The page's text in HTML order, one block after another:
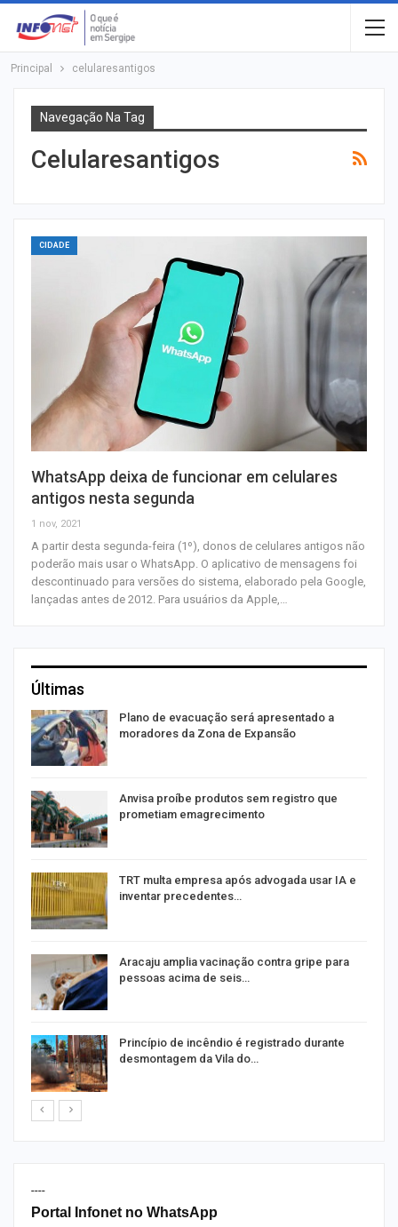
Principal celularesantigos
Navegação Na Tag
Celularesantigos
CIDADE
WhatsApp deixa de funcionar em celulares
antigos nesta segunda
1 nov, 2021
A partir desta segunda-feira (1º), donos de celulares antigos não
poderão mais usar o WhatsApp. O aplicativo de mensagens foi
descontinuado para versões do sistema, elaborado pela Google,
lançadas antes de 2012. Para usuários da Apple,…
Últimas
Plano de evacuação será apresentado a
moradores da Zona de Expansão
Anvisa proíbe produtos sem registro que
prometiam emagrecimento
TRT multa empresa após advogada usar IA e
inventar precedentes…
Aracaju amplia vacinação contra gripe para
pessoas acima de seis…
Princípio de incêndio é registrado durante
desmontagem da Vila do…
----
Portal Infonet no WhatsApp